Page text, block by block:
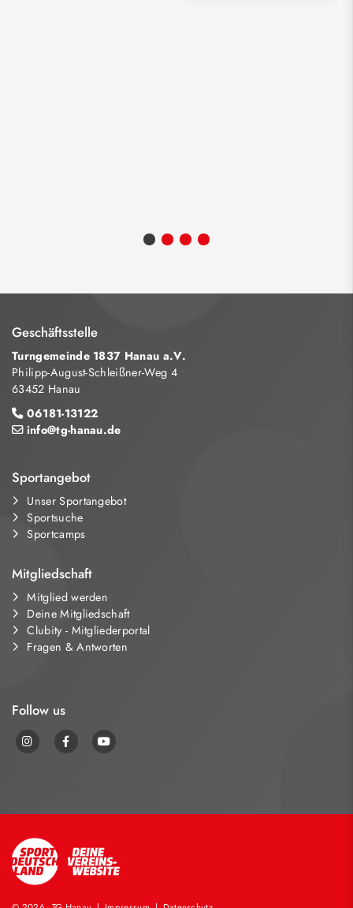
Geschäftsstelle
Turngemeinde 1837 Hanau a.V.
Philipp-August-Schleißner-Weg 4
63452 Hanau
06181-13122
info@tg-hanau.de
Sportangebot
Unser Sportangebot
Sportsuche
Sportcamps
Mitgliedschaft
Mitglied werden
Deine Mitgliedschaft
Clubity - Mitgliederportal
Fragen & Antworten
Follow us